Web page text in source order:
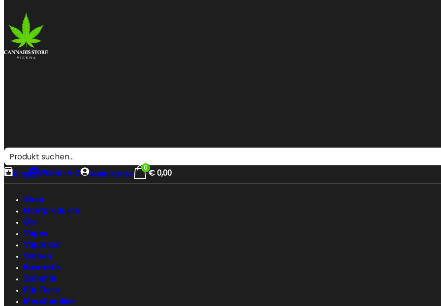
Blog Wissen A-Z Mein Konto €0,00
0
Shop
Hanfprodukte
Öle
Vapes
Vaporizer
Samen
Kosmetik
Zubehör
Für Tiere
Merchandise